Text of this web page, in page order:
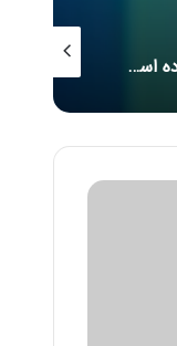
جیمز وب از توده اسرار آمیز تصویربرداری کرد